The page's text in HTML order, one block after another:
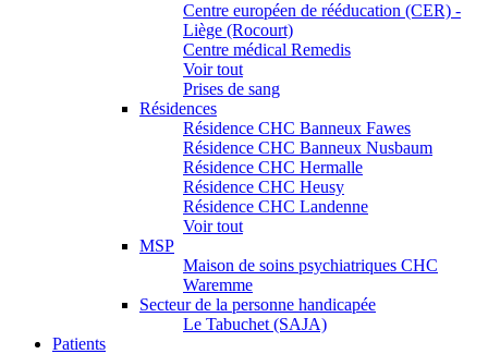
Centre européen de rééducation (CER) -
Liège (Rocourt)
Centre médical Remedis
Voir tout
Prises de sang
Résidences
Résidence CHC Banneux Fawes
Résidence CHC Banneux Nusbaum
Résidence CHC Hermalle
Résidence CHC Heusy
Résidence CHC Landenne
Voir tout
MSP
Maison de soins psychiatriques CHC
Waremme
Secteur de la personne handicapée
Le Tabuchet (SAJA)
Patients